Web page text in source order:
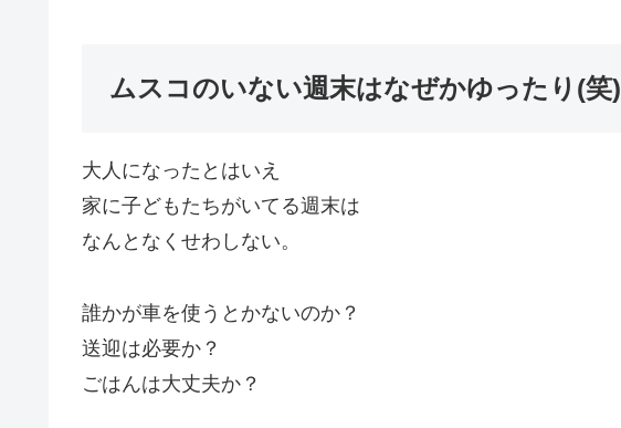
ムスコのいない週末はなぜかゆったり(笑)
大人になったとはいえ
家に子どもたちがいてる週末は
なんとなくせわしない。
誰かが車を使うとかないのか？
送迎は必要か？
ごはんは大丈夫か？